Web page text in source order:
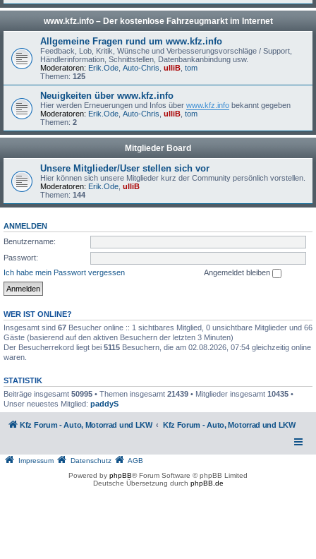
www.kfz.info – Der kostenlose Fahrzeugmarkt im Internet
Allgemeine Fragen rund um www.kfz.info
Feedback, Lob, Kritik, Wünsche und Verbesserungsvorschläge / Support,
Händlerinformation, Schnittstellen, Datenbankanbindung usw.
Moderatoren: Erik.Ode Auto-Chris ulliB tom
Themen: 125
Neuigkeiten über www.kfz.info
Hier werden Erneuerungen und Infos über www.kfz.info bekannt gegeben
Moderatoren: Erik.Ode Auto-Chris ulliB tom
Themen: 2
Mitglieder Board
Unsere Mitglieder/User stellen sich vor
Hier können sich unsere Mitglieder kurz der Community persönlich vorstellen.
Moderatoren: Erik.Ode ulliB
Themen: 144
ANMELDEN
Benutzername:
Passwort:
Ich habe mein Passwort vergessen
Angemeldet bleiben
WER IST ONLINE?
Insgesamt sind 67 Besucher online :: 1 sichtbares Mitglied, 0 unsichtbare Mitglieder und 66
Gäste (basierend auf den aktiven Besuchern der letzten 3 Minuten)
Der Besucherrekord liegt bei 5115 Besuchern, die am 02.08.2026, 07:54 gleichzeitig online
waren.
STATISTIK
Beiträge insgesamt 50995 • Themen insgesamt 21439 • Mitglieder insgesamt 10435 •
Unser neuestes Mitglied: paddyS
Kfz Forum - Auto, Motorrad und LKW Kfz Forum - Auto, Motorrad und LKW
Impressum Datenschutz
AGB
Powered by phpBB® Forum Software © phpBB Limited
Deutsche Übersetzung durch phpBB.de